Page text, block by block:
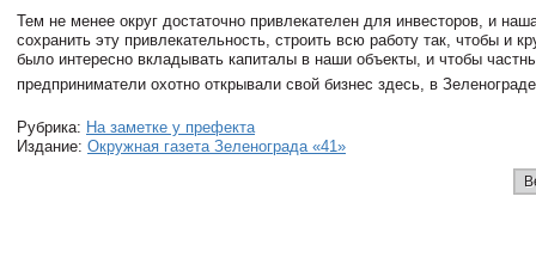
Тем не менее округ достаточно привлекателен для инвесторов, и
сохранить эту привлекательность, строить всю работу так, чтобы и
было интересно вкладывать капиталы в наши объекты, и чтобы
предприниматели охотно открывали свой бизнес здесь, в
Рубрика: На заметке у префекта
Издание: Окружная газета Зеленограда «41»